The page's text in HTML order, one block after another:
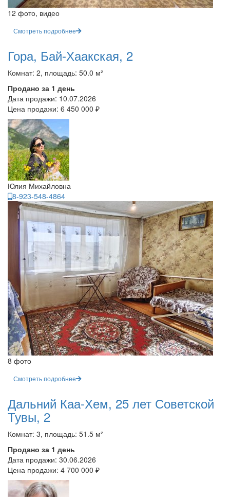
12 фото, видео
Смотреть подробнее
Гора, Бай-Хаакская, 2
Комнат: 2, площадь: 50.0 м²
Продано за 1 день
Дата продажи: 10.07.2026
Цена продажи: 6 450 000 ₽
Юлия Михайловна
8-923-548-4864
8 фото
Смотреть подробнее
Дальний Каа-Хем, 25 лет Советской
Тувы, 2
Комнат: 3, площадь: 51.5 м²
Продано за 1 день
Дата продажи: 30.06.2026
Цена продажи: 4 700 000 ₽